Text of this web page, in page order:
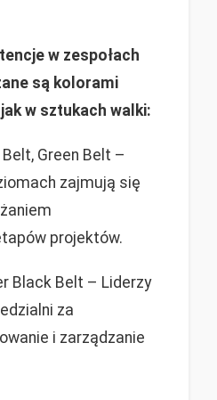
w zespołach
są kolorami
w sztukach walki:
Green Belt –
zajmują się
projektów.
Black Belt – Liderzy
za
i zarządzanie